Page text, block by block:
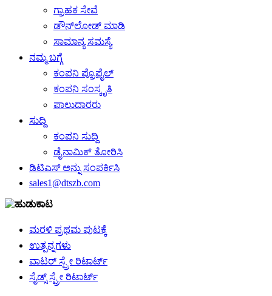
ಗ್ರಾಹಕ ಸೇವೆ
ಡೌನ್‌ಲೋಡ್ ಮಾಡಿ
ಸಾಮಾನ್ಯ ಸಮಸ್ಯೆ
ನಮ್ಮ ಬಗ್ಗೆ
ಕಂಪನಿ ಪ್ರೊಫೈಲ್
ಕಂಪನಿ ಸಂಸ್ಕೃತಿ
ಪಾಲುದಾರರು
ಸುದ್ದಿ
ಕಂಪನಿ ಸುದ್ದಿ
ಡೈನಾಮಿಕ್ ತೋರಿಸಿ
ಡಿಟಿಎಸ್ ಅನ್ನು ಸಂಪರ್ಕಿಸಿ
sales1@dtszb.com
ಮರಳಿ ಪ್ರಥಮ ಪುಟಕ್ಕೆ
ಉತ್ಪನ್ನಗಳು
ವಾಟರ್ ಸ್ಪ್ರೇ ರಿಟಾರ್ಟ್
ಸೈಡ್ಸ್ ಸ್ಪ್ರೇ ರಿಟಾರ್ಟ್